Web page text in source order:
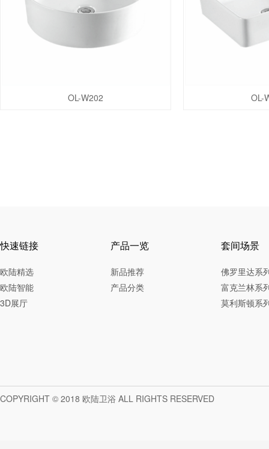
OL-W202 OL-
快速链接
欧陆精选
欧陆智能
3D展厅
产品一览
新品推荐
产品分类
套间场景
佛罗里达系
富克兰林系
莫利斯顿系
COPYRIGHT © 2018 欧陆卫浴 ALL RIGHTS RESERVED